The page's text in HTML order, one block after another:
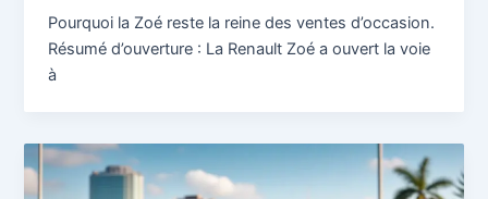
Pourquoi la Zoé reste la reine des ventes d’occasion.
Résumé d’ouverture : La Renault Zoé a ouvert la voie
à